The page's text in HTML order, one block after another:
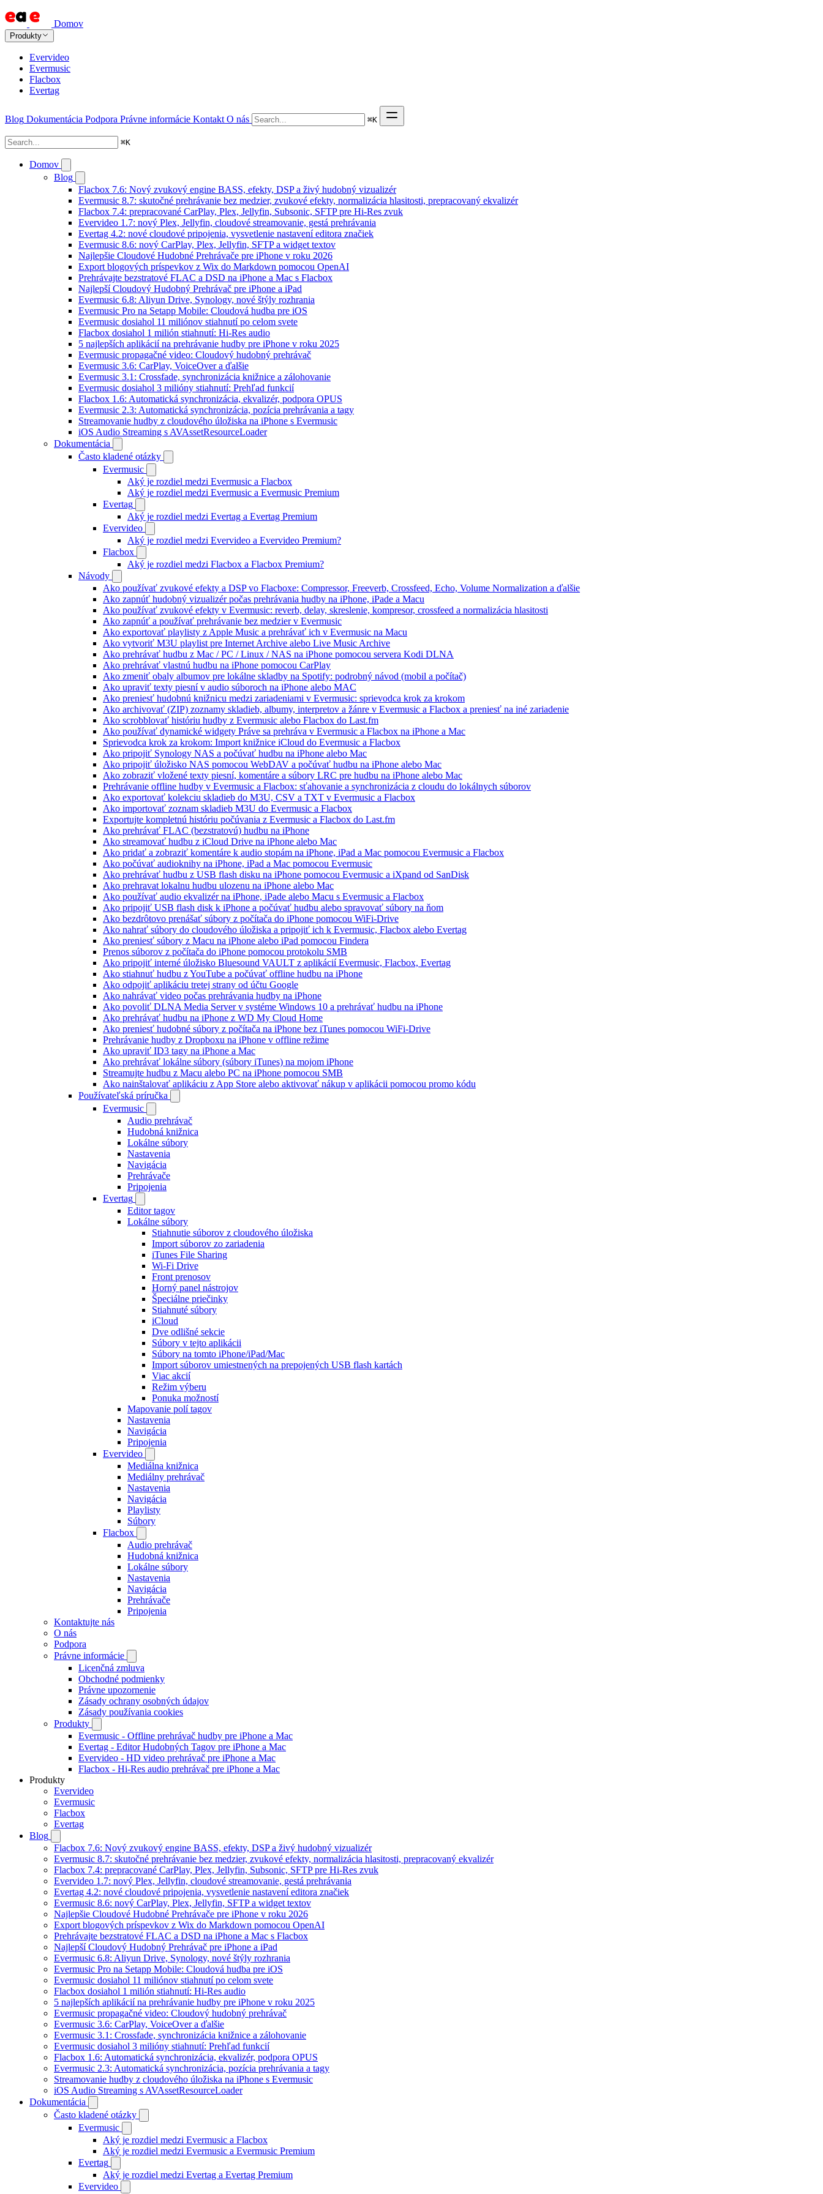
Domov
Produkty
Evervideo
Evermusic
Flacbox
Evertag
Blog Dokumentácia Podpora Právne informácie Kontakt O nás ⌘K
⌘K
Domov
Blog
Flacbox 7.6: Nový zvukový engine BASS, efekty, DSP a živý hudobný vizualizér
Evermusic 8.7: skutočné prehrávanie bez medzier, zvukové efekty, normalizácia hlasitosti, prepracovaný ekvalizér
Flacbox 7.4: prepracované CarPlay, Plex, Jellyfin, Subsonic, SFTP pre Hi-Res zvuk
Evervideo 1.7: nový Plex, Jellyfin, cloudové streamovanie, gestá prehrávania
Evertag 4.2: nové cloudové pripojenia, vysvetlenie nastavení editora značiek
Evermusic 8.6: nový CarPlay, Plex, Jellyfin, SFTP a widget textov
Najlepšie Cloudové Hudobné Prehrávače pre iPhone v roku 2026
Export blogových príspevkov z Wix do Markdown pomocou OpenAI
Prehrávajte bezstratové FLAC a DSD na iPhone a Mac s Flacbox
Najlepší Cloudový Hudobný Prehrávač pre iPhone a iPad
Evermusic 6.8: Aliyun Drive, Synology, nové štýly rozhrania
Evermusic Pro na Setapp Mobile: Cloudová hudba pre iOS
Evermusic dosiahol 11 miliónov stiahnutí po celom svete
Flacbox dosiahol 1 milión stiahnutí: Hi-Res audio
5 najlepších aplikácií na prehrávanie hudby pre iPhone v roku 2025
Evermusic propagačné video: Cloudový hudobný prehrávač
Evermusic 3.6: CarPlay, VoiceOver a ďalšie
Evermusic 3.1: Crossfade, synchronizácia knižnice a zálohovanie
Evermusic dosiahol 3 milióny stiahnutí: Prehľad funkcií
Flacbox 1.6: Automatická synchronizácia, ekvalizér, podpora OPUS
Evermusic 2.3: Automatická synchronizácia, pozícia prehrávania a tagy
Streamovanie hudby z cloudového úložiska na iPhone s Evermusic
iOS Audio Streaming s AVAssetResourceLoader
Dokumentácia
Často kladené otázky
Evermusic
Aký je rozdiel medzi Evermusic a Flacbox
Aký je rozdiel medzi Evermusic a Evermusic Premium
Evertag
Aký je rozdiel medzi Evertag a Evertag Premium
Evervideo
Aký je rozdiel medzi Evervideo a Evervideo Premium?
Flacbox
Aký je rozdiel medzi Flacbox a Flacbox Premium?
Návody
Ako používať zvukové efekty a DSP vo Flacboxe: Compressor, Freeverb, Crossfeed, Echo, Volume Normalization a ďalšie
Ako zapnúť hudobný vizualizér počas prehrávania hudby na iPhone, iPade a Macu
Ako používať zvukové efekty v Evermusic: reverb, delay, skreslenie, kompresor, crossfeed a normalizácia hlasitosti
Ako zapnúť a používať prehrávanie bez medzier v Evermusic
Ako exportovať playlisty z Apple Music a prehrávať ich v Evermusic na Macu
Ako vytvoriť M3U playlist pre Internet Archive alebo Live Music Archive
Ako prehrávať hudbu z Mac / PC / Linux / NAS na iPhone pomocou servera Kodi DLNA
Ako prehrávať vlastnú hudbu na iPhone pomocou CarPlay
Ako zmeniť obaly albumov pre lokálne skladby na Spotify: podrobný návod (mobil a počítač)
Ako upraviť texty piesní v audio súboroch na iPhone alebo MAC
Ako preniesť hudobnú knižnicu medzi zariadeniami v Evermusic: sprievodca krok za krokom
Ako archivovať (ZIP) zoznamy skladieb, albumy, interpretov a žánre v Evermusic a Flacbox a preniesť na iné zariadenie
Ako scrobblovať históriu hudby z Evermusic alebo Flacbox do Last.fm
Ako používať dynamické widgety Práve sa prehráva v Evermusic a Flacbox na iPhone a Mac
Sprievodca krok za krokom: Import knižnice iCloud do Evermusic a Flacbox
Ako pripojiť Synology NAS a počúvať hudbu na iPhone alebo Mac
Ako pripojiť úložisko NAS pomocou WebDAV a počúvať hudbu na iPhone alebo Mac
Ako zobraziť vložené texty piesní, komentáre a súbory LRC pre hudbu na iPhone alebo Mac
Prehrávanie offline hudby v Evermusic a Flacbox: sťahovanie a synchronizácia z cloudu do lokálnych súborov
Ako exportovať kolekciu skladieb do M3U, CSV a TXT v Evermusic a Flacbox
Ako importovať zoznam skladieb M3U do Evermusic a Flacbox
Exportujte kompletnú históriu počúvania z Evermusic a Flacbox do Last.fm
Ako prehrávať FLAC (bezstratovú) hudbu na iPhone
Ako streamovať hudbu z iCloud Drive na iPhone alebo Mac
Ako pridať a zobraziť komentáre k audio stopám na iPhone, iPad a Mac pomocou Evermusic a Flacbox
Ako počúvať audioknihy na iPhone, iPad a Mac pomocou Evermusic
Ako prehrávať hudbu z USB flash disku na iPhone pomocou Evermusic a iXpand od SanDisk
Ako prehravat lokalnu hudbu ulozenu na iPhone alebo Mac
Ako používať audio ekvalizér na iPhone, iPade alebo Macu s Evermusic a Flacbox
Ako pripojiť USB flash disk k iPhone a počúvať hudbu alebo spravovať súbory na ňom
Ako bezdrôtovo prenášať súbory z počítača do iPhone pomocou WiFi-Drive
Ako nahrať súbory do cloudového úložiska a pripojiť ich k Evermusic, Flacbox alebo Evertag
Ako preniesť súbory z Macu na iPhone alebo iPad pomocou Findera
Prenos súborov z počítača do iPhone pomocou protokolu SMB
Ako pripojiť interné úložisko Bluesound VAULT z aplikácií Evermusic, Flacbox, Evertag
Ako stiahnuť hudbu z YouTube a počúvať offline hudbu na iPhone
Ako odpojiť aplikáciu tretej strany od účtu Google
Ako nahrávať video počas prehrávania hudby na iPhone
Ako povoliť DLNA Media Server v systéme Windows 10 a prehrávať hudbu na iPhone
Ako prehrávať hudbu na iPhone z WD My Cloud Home
Ako preniesť hudobné súbory z počítača na iPhone bez iTunes pomocou WiFi-Drive
Prehrávanie hudby z Dropboxu na iPhone v offline režime
Ako upraviť ID3 tagy na iPhone a Mac
Ako prehrávať lokálne súbory (súbory iTunes) na mojom iPhone
Streamujte hudbu z Macu alebo PC na iPhone pomocou SMB
Ako nainštalovať aplikáciu z App Store alebo aktivovať nákup v aplikácii pomocou promo kódu
Používateľská príručka
Evermusic
Audio prehrávač
Hudobná knižnica
Lokálne súbory
Nastavenia
Navigácia
Prehrávače
Pripojenia
Evertag
Editor tagov
Lokálne súbory
Stiahnutie súborov z cloudového úložiska
Import súborov zo zariadenia
iTunes File Sharing
Wi-Fi Drive
Front prenosov
Horný panel nástrojov
Špeciálne priečinky
Stiahnuté súbory
iCloud
Dve odlišné sekcie
Súbory v tejto aplikácii
Súbory na tomto iPhone/iPad/Mac
Import súborov umiestnených na prepojených USB flash kartách
Viac akcií
Režim výberu
Ponuka možností
Mapovanie polí tagov
Nastavenia
Navigácia
Pripojenia
Evervideo
Mediálna knižnica
Mediálny prehrávač
Nastavenia
Navigácia
Playlisty
Súbory
Flacbox
Audio prehrávač
Hudobná knižnica
Lokálne súbory
Nastavenia
Navigácia
Prehrávače
Pripojenia
Kontaktujte nás
O nás
Podpora
Právne informácie
Licenčná zmluva
Obchodné podmienky
Právne upozornenie
Zásady ochrany osobných údajov
Zásady používania cookies
Produkty
Evermusic - Offline prehrávač hudby pre iPhone a Mac
Evertag - Editor Hudobných Tagov pre iPhone a Mac
Evervideo - HD video prehrávač pre iPhone a Mac
Flacbox - Hi-Res audio prehrávač pre iPhone a Mac
Produkty
Evervideo
Evermusic
Flacbox
Evertag
Blog
Flacbox 7.6: Nový zvukový engine BASS, efekty, DSP a živý hudobný vizualizér
Evermusic 8.7: skutočné prehrávanie bez medzier, zvukové efekty, normalizácia hlasitosti, prepracovaný ekvalizér
Flacbox 7.4: prepracované CarPlay, Plex, Jellyfin, Subsonic, SFTP pre Hi-Res zvuk
Evervideo 1.7: nový Plex, Jellyfin, cloudové streamovanie, gestá prehrávania
Evertag 4.2: nové cloudové pripojenia, vysvetlenie nastavení editora značiek
Evermusic 8.6: nový CarPlay, Plex, Jellyfin, SFTP a widget textov
Najlepšie Cloudové Hudobné Prehrávače pre iPhone v roku 2026
Export blogových príspevkov z Wix do Markdown pomocou OpenAI
Prehrávajte bezstratové FLAC a DSD na iPhone a Mac s Flacbox
Najlepší Cloudový Hudobný Prehrávač pre iPhone a iPad
Evermusic 6.8: Aliyun Drive, Synology, nové štýly rozhrania
Evermusic Pro na Setapp Mobile: Cloudová hudba pre iOS
Evermusic dosiahol 11 miliónov stiahnutí po celom svete
Flacbox dosiahol 1 milión stiahnutí: Hi-Res audio
5 najlepších aplikácií na prehrávanie hudby pre iPhone v roku 2025
Evermusic propagačné video: Cloudový hudobný prehrávač
Evermusic 3.6: CarPlay, VoiceOver a ďalšie
Evermusic 3.1: Crossfade, synchronizácia knižnice a zálohovanie
Evermusic dosiahol 3 milióny stiahnutí: Prehľad funkcií
Flacbox 1.6: Automatická synchronizácia, ekvalizér, podpora OPUS
Evermusic 2.3: Automatická synchronizácia, pozícia prehrávania a tagy
Streamovanie hudby z cloudového úložiska na iPhone s Evermusic
iOS Audio Streaming s AVAssetResourceLoader
Dokumentácia
Často kladené otázky
Evermusic
Aký je rozdiel medzi Evermusic a Flacbox
Aký je rozdiel medzi Evermusic a Evermusic Premium
Evertag
Aký je rozdiel medzi Evertag a Evertag Premium
Evervideo